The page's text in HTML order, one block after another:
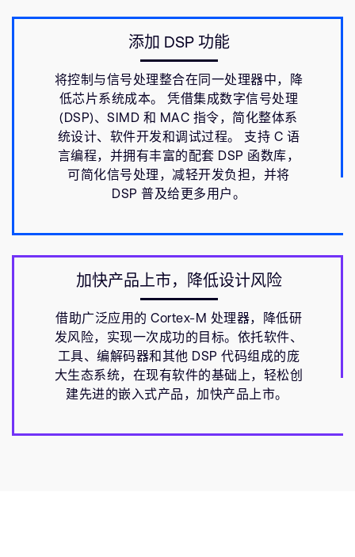
添加 DSP 功能
将控制与信号处理整合在同一处理器中，降
低芯片系统成本。 凭借集成数字信号处理
(DSP)、SIMD 和 MAC 指令，简化整体系
统设计、软件开发和调试过程。 支持 C 语
言编程，并拥有丰富的配套 DSP 函数库，
可简化信号处理，减轻开发负担，并将
DSP 普及给更多用户。
加快产品上市，降低设计风险
借助广泛应用的 Cortex-M 处理器，降低研
发风险，实现一次成功的目标。依托软件、
工具、编解码器和其他 DSP 代码组成的庞
大生态系统，在现有软件的基础上，轻松创
建先进的嵌入式产品，加快产品上市。